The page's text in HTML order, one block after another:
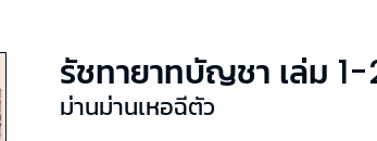
รัชทายาทบัญชา เล่ม
ม่านม่านเหอฉีตัว